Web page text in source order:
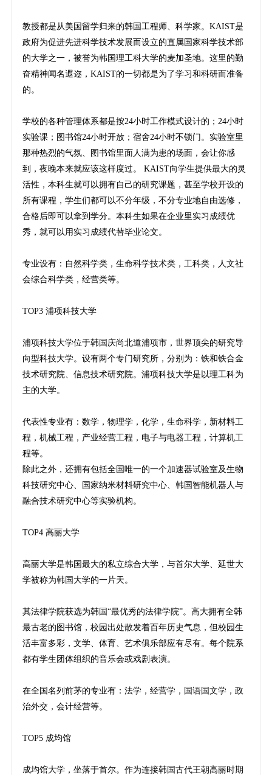
教授都是从美国留学归来的韩国工程师、科学家。KAIST是
政府为促进先进科学技术发展而设立的直属国家科学技术部
的大学之一，被誉为韩国理工科大学的麦加圣地。这里的勤
奋精神闻名遐迩，KAIST的一切都是为了学习和科研而准备
的。
学校的各种管理体系都是按24小时工作模式设计的；24小时
实验课；图书馆24小时开放；宿舍24小时不锁门。实验室里
那种热烈的气氛、图书馆里面人满为患的场面，会让你感
到，夜晚本来就应该这样度过。 KAIST向学生提供最大的灵
活性，本科生就可以拥有自己的研究课题，甚至学校开设的
所有课程，学生们都可以不分年级，不分专业地自由选修，
合格后即可以拿到学分。本科生如果在企业里实习成绩优
秀，就可以用实习成绩代替毕业论文。
专业设有：自然科学类，生命科学技术类，工科类，人文社
会综合科学类，经营类等。
TOP3 浦项科技大学
浦项科技大学位于韩国庆尚北道浦项市，世界顶尖的研究导
向型科技大学。设有两个专门研究所，分别为：铁和铁合金
技术研究院、信息技术研究院。浦项科技大学是以理工科为
主的大学。
代表性专业有：数学，物理学，化学，生命科学，新材料工
程，机械工程，产业经营工程，电子与电器工程，计算机工
程等。
除此之外，还拥有包括全国唯一的一个加速器试验室及生物
科技研究中心、国家纳米材料研究中心、韩国智能机器人与
融合技术研究中心等实验机构。
TOP4 高丽大学
高丽大学是韩国最大的私立综合大学，与首尔大学、延世大
学被称为韩国大学的一片天。
其法律学院获选为韩国“最优秀的法律学院”。高大拥有全韩
最古老的图书馆，校园出处散发着百年历史气息，但校园生
活丰富多彩，文学、体育、艺术俱乐部应有尽有。每个院系
都有学生团体组织的音乐会或戏剧表演。
在全国名列前茅的专业有：法学，经营学，国语国文学，政
治外交，会计经营等。
TOP5 成均馆
成均馆大学，坐落于首尔。作为连接韩国古代王朝高丽时期